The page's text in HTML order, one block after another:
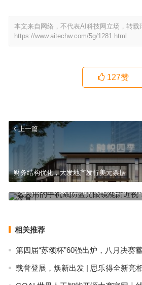
本文来自网络，不代表AI科技网立场，转载
https://www.aitechw.com/5g/1281.html
127赞
上一篇
财务结构优化，大发地产发行美元票据
名人用的手机戴防蓝光眼镜能防近视？
相关推荐
第四届“苏颂杯”60强出炉，八月决赛
载誉登展，焕新出发 | 思乐得全新亮